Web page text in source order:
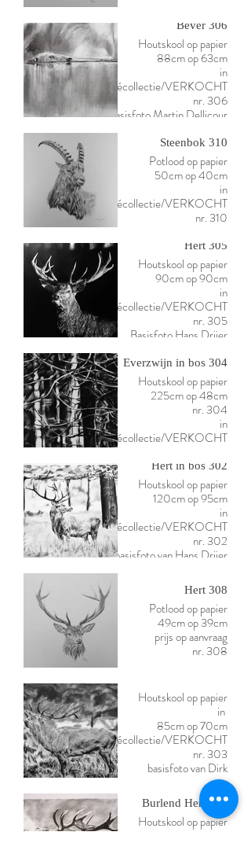
Bever 306
Houtskool op papier
88cm op 63cm
in
privécollectie/VERKOCHT
nr. 306
Basisfoto Martin Dellicour
Steenbok 310
Potlood op papier
50cm op 40cm
in
privécollectie/VERKOCHT
nr. 310
Hert 305
Houtskool op papier
90cm op 90cm
in
privécollectie/VERKOCHT
nr. 305
Basisfoto Hans Drijer
Everzwijn in bos 304
Houtskool op papier
225cm op 48cm
nr. 304
in
privécollectie/VERKOCHT
Hert in bos 302
Houtskool op papier
120cm op 95cm
in
privécollectie/VERKOCHT
nr. 302
basisfoto van Hans Drijer
Hert 308
Potlood op papier
49cm op 39cm
prijs op aanvraag
nr. 308
Houtskool op papier
in
85cm op 70cm
privécollectie/VERKOCHT
nr. 303
basisfoto van Dirk
Debeuckelaer
Burlend Hert 301
Houtskool op papier